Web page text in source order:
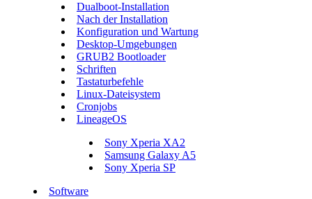
Dualboot-Installation
Nach der Installation
Konfiguration und Wartung
Desktop-Umgebungen
GRUB2 Bootloader
Schriften
Tastaturbefehle
Linux-Dateisystem
Cronjobs
LineageOS
Sony Xperia XA2
Samsung Galaxy A5
Sony Xperia SP
Software